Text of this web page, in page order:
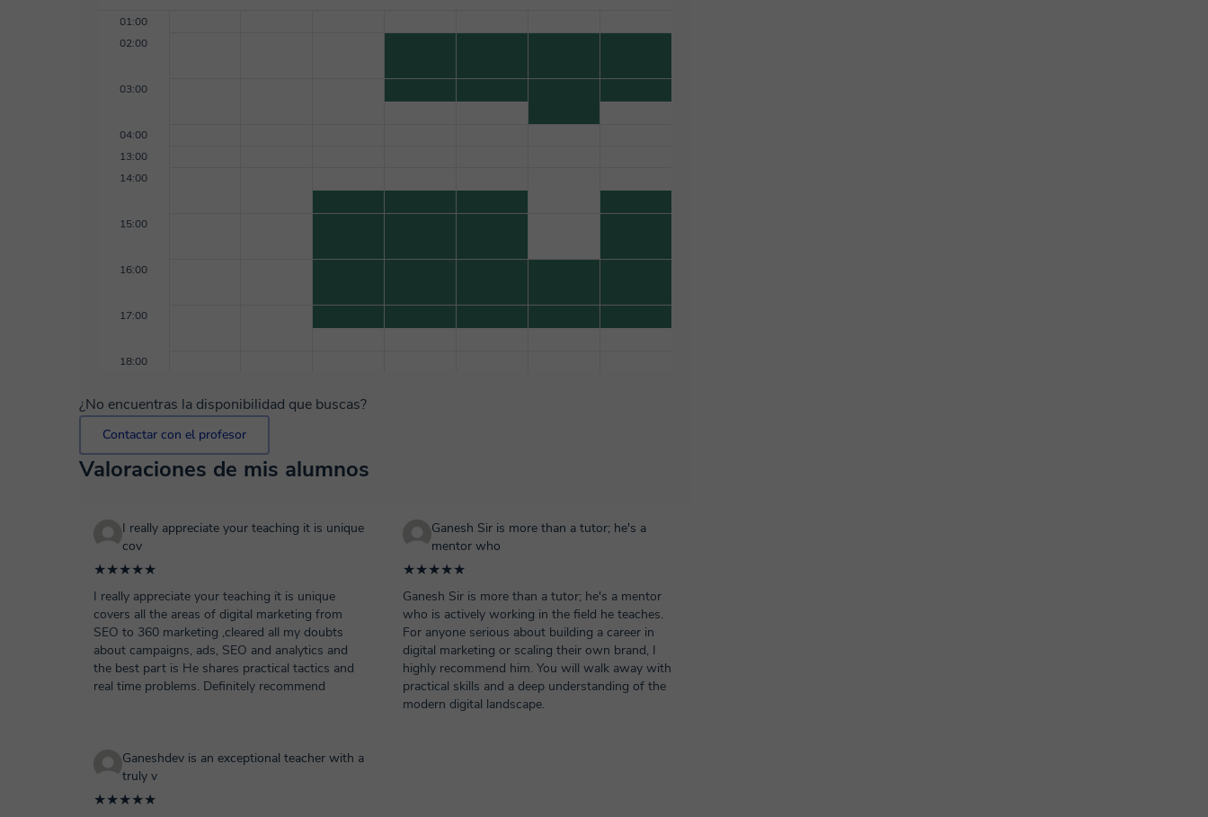
01:00
02:00
03:00
04:00
13:00
14:00
15:00
16:00
17:00
18:00
¿No encuentras la disponibilidad que buscas?
Contactar con el profesor
Valoraciones de mis alumnos
I really appreciate your teaching it is unique
cov
★★★★★
I really appreciate your teaching it is unique
covers all the areas of digital marketing from
SEO to 360 marketing ,cleared all my doubts
about campaigns, ads, SEO and analytics and
the best part is He shares practical tactics and
real time problems. Definitely recommend
Ganesh Sir is more than a tutor; he's a
mentor who
★★★★★
Ganesh Sir is more than a tutor; he's a mentor
who is actively working in the field he teaches.
For anyone serious about building a career in
digital marketing or scaling their own brand, I
highly recommend him. You will walk away with
practical skills and a deep understanding of the
modern digital landscape.
Ganeshdev is an exceptional teacher with a
truly v
★★★★★